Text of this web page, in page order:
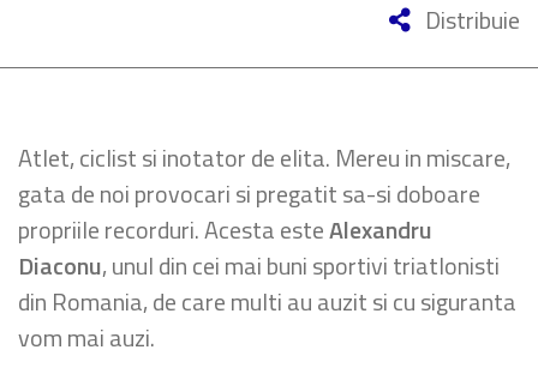
Distribuie
Atlet, ciclist si inotator de elita. Mereu in miscare,
gata de noi provocari si pregatit sa-si doboare
propriile recorduri. Acesta esteAlexandru
Diaconu, unul din cei mai buni sportivi triatlonisti
din Romania, de care multi au auzit si cu siguranta
vom mai auzi.